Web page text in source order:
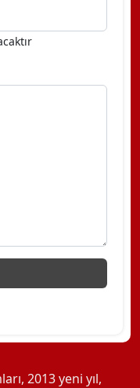
, 2013 yeni yıl,